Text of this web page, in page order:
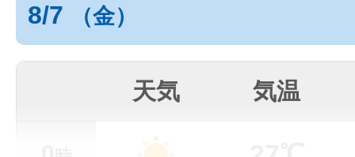
8/7 （金）
天気 気温